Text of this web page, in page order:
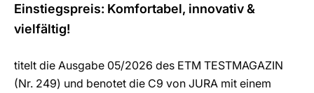
Einstiegspreis: Komfortabel, innovativ &
vielfältig!
titelt die Ausgabe 05/2026 des ETM TESTMAGAZIN
(Nr. 249) und benotet die C9 von JURA mit einem